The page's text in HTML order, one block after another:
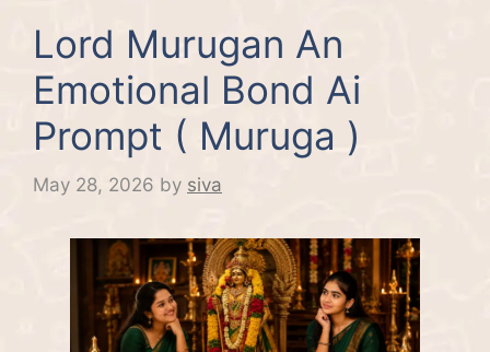
Lord Murugan An
Emotional Bond Ai
Prompt ( Muruga )
May 28, 2026 by siva